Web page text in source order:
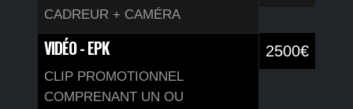
CADREUR + CAMÉRA
VIDÉO - EPK
CLIP PROMOTIONNEL
COMPRENANT UN OU
2500€